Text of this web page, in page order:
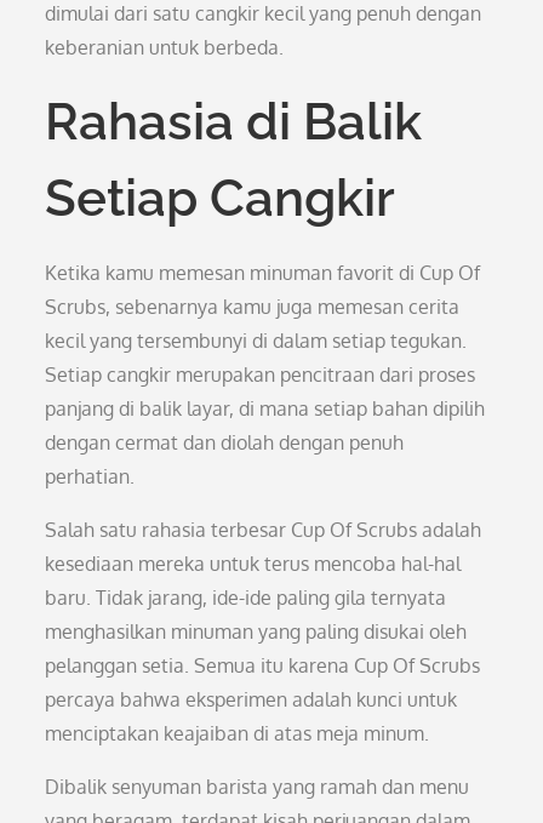
dimulai dari satu cangkir kecil yang penuh dengan
keberanian untuk berbeda.
Rahasia di Balik
Setiap Cangkir
Ketika kamu memesan minuman favorit di Cup Of
Scrubs, sebenarnya kamu juga memesan cerita
kecil yang tersembunyi di dalam setiap tegukan.
Setiap cangkir merupakan pencitraan dari proses
panjang di balik layar, di mana setiap bahan dipilih
dengan cermat dan diolah dengan penuh
perhatian.
Salah satu rahasia terbesar Cup Of Scrubs adalah
kesediaan mereka untuk terus mencoba hal-hal
baru. Tidak jarang, ide-ide paling gila ternyata
menghasilkan minuman yang paling disukai oleh
pelanggan setia. Semua itu karena Cup Of Scrubs
percaya bahwa eksperimen adalah kunci untuk
menciptakan keajaiban di atas meja minum.
Dibalik senyuman barista yang ramah dan menu